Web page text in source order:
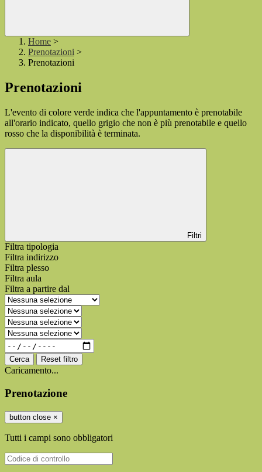
Home >
Prenotazioni >
Prenotazioni
Prenotazioni
L'evento di colore verde indica che l'appuntamento è prenotabile
all'orario indicato, quello grigio che non è più prenotabile e quello
rosso che la disponibilità è terminata.
Filtri
Filtra tipologia
Filtra indirizzo
Filtra plesso
Filtra aula
Filtra a partire dal
Cerca Reset filtro
Caricamento...
Prenotazione
button close ×
Tutti i campi sono obbligatori